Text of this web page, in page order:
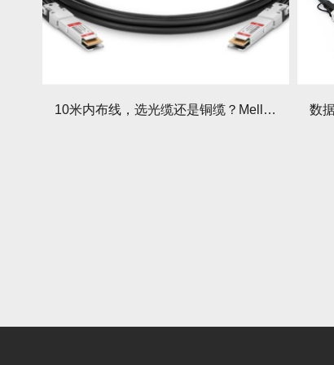
10米内布线，选光缆还是铜缆？Mellanox线缆给出答案！